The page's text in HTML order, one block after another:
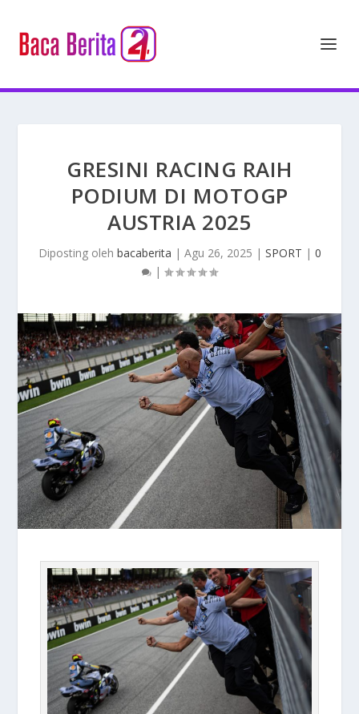
GRESINI RACING RAIH
PODIUM DI MOTOGP
AUSTRIA 2025
Diposting oleh bacaberita | Agu 26, 2025 | SPORT | 0
|